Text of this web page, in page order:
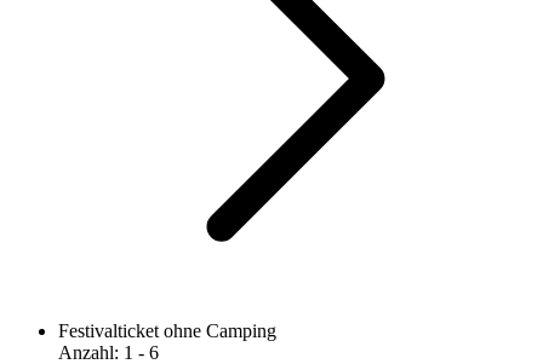
Festivalticket ohne Camping
Anzahl: 1 - 6